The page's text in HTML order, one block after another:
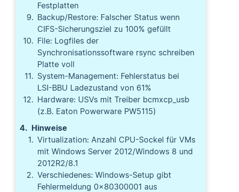
Festplatten
Backup/Restore: Falscher Status wenn
CIFS-Sicherungsziel zu 100% gefüllt
File: Logfiles der
Synchronisationssoftware rsync schreiben
Platte voll
System-Management: Fehlerstatus bei
LSI-BBU Ladezustand von 61%
Hardware: USVs mit Treiber bcmxcp_usb
(z.B. Eaton Powerware PW5115)
Hinweise
Virtualization: Anzahl CPU-Sockel für VMs
mit Windows Server 2012/Windows 8 und
2012R2/8.1
Verschiedenes: Windows-Setup gibt
Fehlermeldung 0x80300001 aus